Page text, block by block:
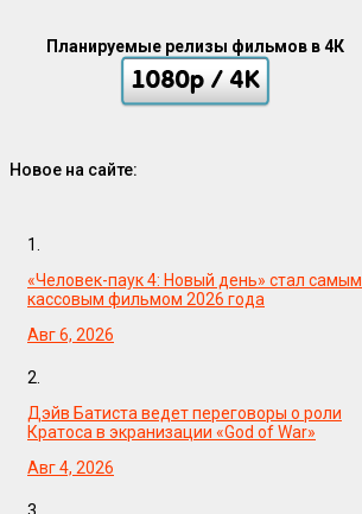
Планируемые релизы фильмов в 4К
Новое на сайте:
1.
«Человек-паук 4: Новый день» стал самым
кассовым фильмом 2026 года
Авг 6, 2026
2.
Дэйв Батиста ведет переговоры о роли
Кратоса в экранизации «God of War»
Авг 4, 2026
3.